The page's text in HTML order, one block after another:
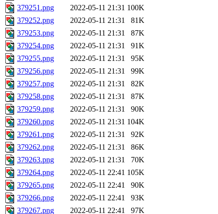
379251.png
2022-05-11 21:31 100K
379252.png
2022-05-11 21:31
81K
379253.png
2022-05-11 21:31
87K
379254.png
2022-05-11 21:31
91K
379255.png
2022-05-11 21:31
95K
379256.png
2022-05-11 21:31
99K
379257.png
2022-05-11 21:31
82K
379258.png
2022-05-11 21:31
87K
379259.png
2022-05-11 21:31
90K
379260.png
2022-05-11 21:31 104K
379261.png
2022-05-11 21:31
92K
379262.png
2022-05-11 21:31
86K
379263.png
2022-05-11 21:31
70K
379264.png
2022-05-11 22:41 105K
379265.png
2022-05-11 22:41
90K
379266.png
2022-05-11 22:41
93K
379267.png
2022-05-11 22:41
97K